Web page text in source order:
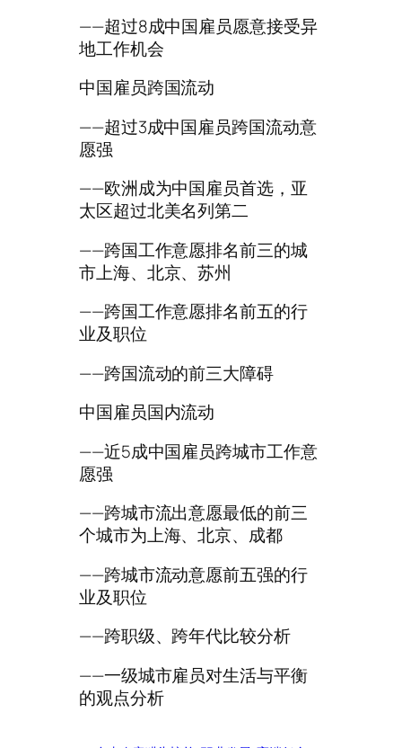
——超过8成中国雇员愿意接受异
地工作机会
中国雇员跨国流动
——超过3成中国雇员跨国流动意
愿强
——欧洲成为中国雇员首选，亚
太区超过北美名列第二
——跨国工作意愿排名前三的城
市上海、北京、苏州
——跨国工作意愿排名前五的行
业及职位
——跨国流动的前三大障碍
中国雇员国内流动
——近5成中国雇员跨城市工作意
愿强
——跨城市流出意愿最低的前三
个城市为上海、北京、成都
——跨城市流动意愿前五强的行
业及职位
——跨职级、跨年代比较分析
——一级城市雇员对生活与平衡
的观点分析